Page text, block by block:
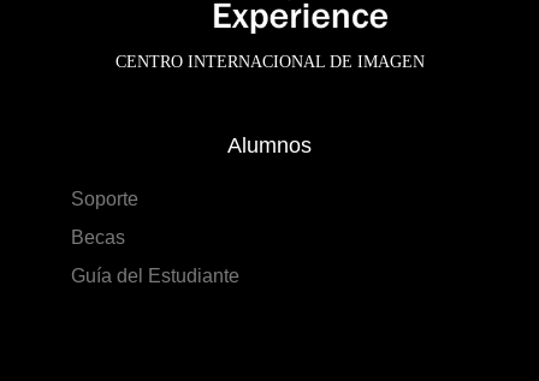
CENTRO INTERNACIONAL DE IMAGEN
Alumnos
Soporte
Becas
Guía del Estudiante